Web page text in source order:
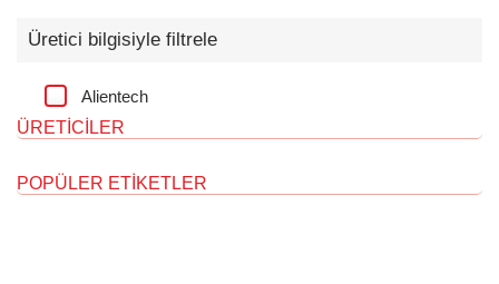
Üretici bilgisiyle filtrele
Alientech
ÜRETICILER
POPÜLER ETIKETLER